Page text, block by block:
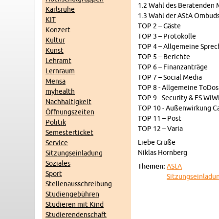
Karl­sruhe
KIT
Konz­ert
Kul­tur
Kunst
Lehramt
Lern­raum
Mensa
my­health
Nach­haltigkeit
Öff­nungszeiten
Poli­tik
Se­mes­terticket
Ser­vice
Sitzung­sein­ladung
Soziales
Sport
Stel­lenauss­chrei­bung
Stu­di­engebühren
Studieren mit Kind
Studieren­den­schaft
1.2 Wahl des Be­ra­ten­den
1.3 Wahl der AStA
TOP 2 – Gäste
TOP 3 – Pro­tokolle
TOP 4 – All­ge­meine
TOP 5 – Berichte
TOP 6 – Fi­nan­zanträge
TOP 7 – So­cial Media
TOP 8 - All­ge­meine ToDos
TOP 9 - Se­cu­rity & FS WiWi
TOP 10 - Außen­wirkung
TOP 11 – Post
TOP 12 – Varia
Liebe Grüße
Niklas Horn­berg
The­men: AStA